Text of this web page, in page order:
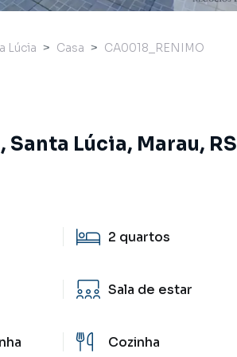
Lúcia Casa CA0018_RENIMO
Santa Lúcia, Marau, RS
2 quartos
Sala de estar
Cozinha